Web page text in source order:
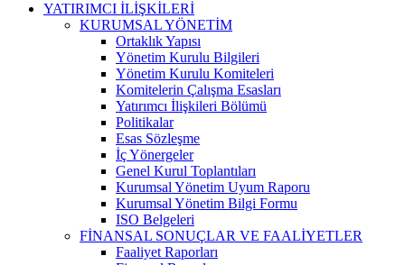
YATIRIMCI İLİŞKİLERİ
KURUMSAL YÖNETİM
Ortaklık Yapısı
Yönetim Kurulu Bilgileri
Yönetim Kurulu Komiteleri
Komitelerin Çalışma Esasları
Yatırımcı İlişkileri Bölümü
Politikalar
Esas Sözleşme
İç Yönergeler
Genel Kurul Toplantıları
Kurumsal Yönetim Uyum Raporu
Kurumsal Yönetim Bilgi Formu
ISO Belgeleri
FİNANSAL SONUÇLAR VE FAALİYETLER
Faaliyet Raporları